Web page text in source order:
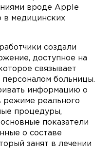
вроде Apple
в медицинских
создали
доступное на
связывает
персоналом больницы.
информацию о
режиме реального
процедуры,
показатели
о составе
занят в лечении